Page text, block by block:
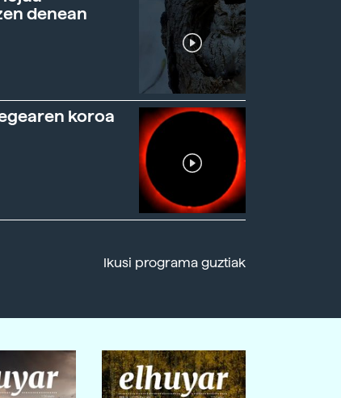
denean
koroa
Ikusi programa guztiak